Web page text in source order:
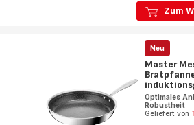
Zum
Neu
Master
Optimales
Robustheit
Geliefert von